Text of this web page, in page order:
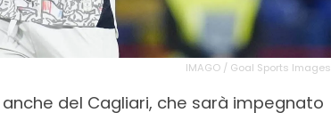
IMAGO / Goal Sports Images
del Cagliari, che sarà impegnato